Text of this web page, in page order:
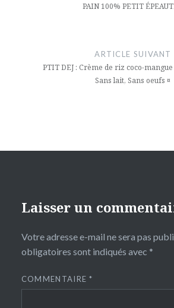
PAIN 100% PETIT
ARTICLE SUIVANT
PTIT DEJ : Crème de riz coco-mangue
Sans lait, Sans oeufs ¤
Laisser un
Votre adresse e-mail ne sera pas
obligatoires sont indiqués avec *
COMMENTAIRE*